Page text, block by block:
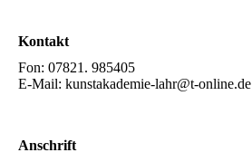
Kontakt
Fon: 07821. 985405
E-Mail: kunstakademie-lahr@t-online.de
Anschrift